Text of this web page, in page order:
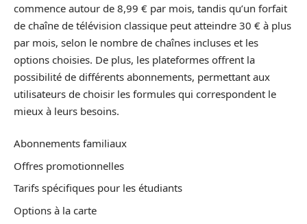
commence autour de 8,99 € par mois, tandis qu’un forfait
de chaîne de télévision classique peut atteindre 30 € à plus
par mois, selon le nombre de chaînes incluses et les
options choisies. De plus, les plateformes offrent la
possibilité de différents abonnements, permettant aux
utilisateurs de choisir les formules qui correspondent le
mieux à leurs besoins.
Abonnements familiaux
Offres promotionnelles
Tarifs spécifiques pour les étudiants
Options à la carte